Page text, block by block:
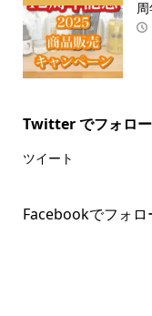
Twitter でフォロー
ツイート
Facebookでフォロ